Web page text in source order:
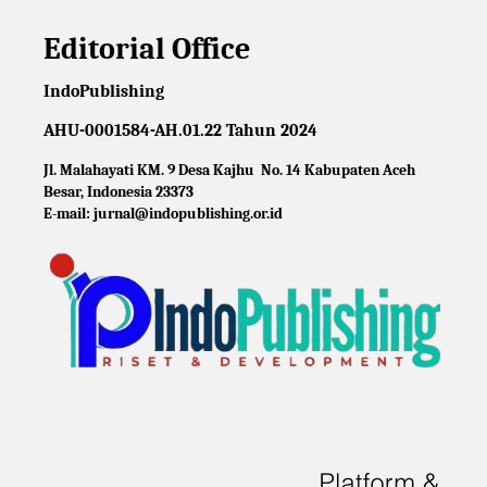
Editorial Office
IndoPublishing
AHU-0001584-AH.01.22 Tahun 2024
Jl. Malahayati KM. 9 Desa Kajhu No. 14 Kabupaten Aceh
Besar, Indonesia 23373
E-mail: jurnal@indopublishing.or.id